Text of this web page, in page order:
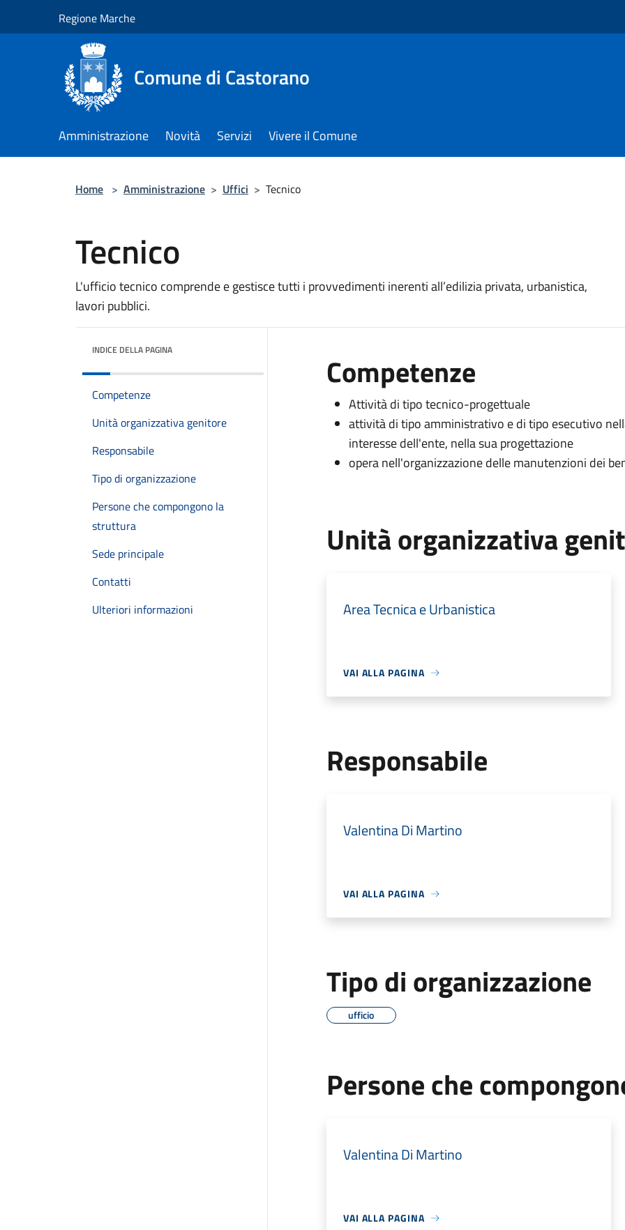
Regione Marche
Comune di Castorano
Amministrazione Novità Servizi Vivere il Comune
Home > Amministrazione > Uffici > Tecnico
Tecnico
L'ufficio tecnico comprende e gestisce tutti i provvedimenti inerenti all’edilizia privata, urbanistica,
lavori pubblici.
INDICE DELLA PAGINA
Competenze
Unità organizzativa genitore
Responsabile
Tipo di organizzazione
Persone che compongono la
struttura
Sede principale
Contatti
Ulteriori informazioni
Competenze
Attività di tipo tecnico-progettuale
attività di tipo amministrativo e di tipo esecutivo
interesse dell'ente, nella sua progettazione
opera nell'organizzazione delle manutenzioni dei
Unità organizzativa
Area Tecnica e Urbanistica
VAI ALLA PAGINA
Responsabile
Valentina Di Martino
VAI ALLA PAGINA
Tipo di organizzazione
ufficio
Persone che
Valentina Di Martino
VAI ALLA PAGINA